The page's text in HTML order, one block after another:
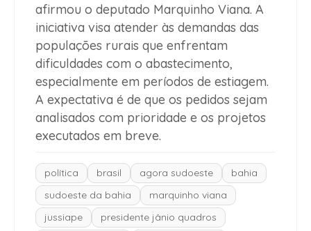
afirmou o deputado Marquinho Viana. A
iniciativa visa atender às demandas das
populações rurais que enfrentam
dificuldades com o abastecimento,
especialmente em períodos de estiagem.
A expectativa é de que os pedidos sejam
analisados com prioridade e os projetos
executados em breve.
política brasil agora sudoeste
bahia
sudoeste da bahia
marquinho viana
jussiape
presidente jânio quadros